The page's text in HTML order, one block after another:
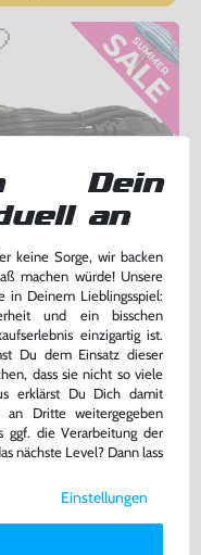
Verlängerung /
/ Extension
NEU
bisher 9,99 €
nur7,99 €
Warenkorb
DAZU
Dein
an
keine Sorge, wir backen
machen würde! Unsere
in Deinem Lieblingsspiel:
und ein bisschen
einzigartig ist.
Du dem Einsatz dieser
dass sie nicht so viele
erklärst Du Dich damit
an Dritte weitergegeben
ggf. die Verarbeitung der
nächste Level? Dann lass
Cookies und
in unsererDaten­schutz­
Einstellungen